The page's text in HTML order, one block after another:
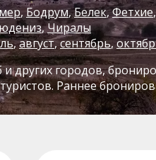
Бодрум Белек Фетхие
Чиралы
,август,сентябрь,
других городов,
Раннее